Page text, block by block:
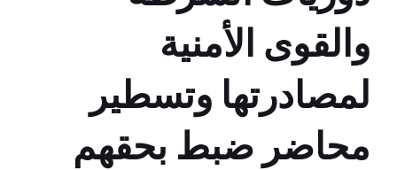
والقوى الأمنية
لمصادرتها وتسطير
محاضر ضبط بحقهم